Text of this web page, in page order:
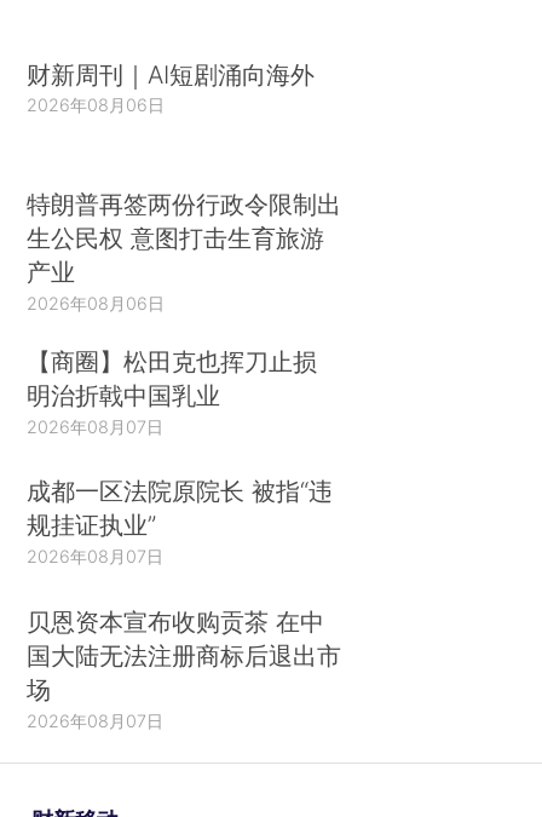
财新周刊｜AI短剧涌向海外
2026年08月06日
特朗普再签两份行政令限制出
生公民权 意图打击生育旅游
产业
2026年08月06日
【商圈】松田克也挥刀止损
明治折戟中国乳业
2026年08月07日
成都一区法院原院长 被指“违
规挂证执业”
2026年08月07日
贝恩资本宣布收购贡茶 在中
国大陆无法注册商标后退出市
场
2026年08月07日